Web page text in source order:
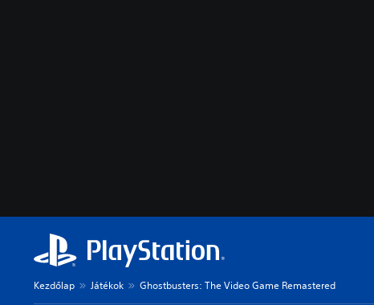
Kezdőlap Játékok Ghostbusters: The Video Game Remastered